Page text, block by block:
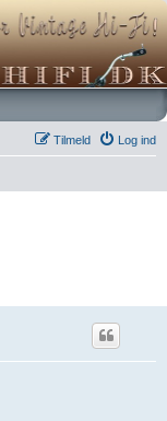
Log ind
Tilmeld